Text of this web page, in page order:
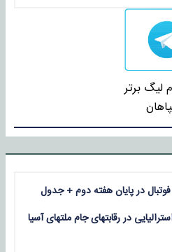
لیگ برتر
در پایان هفته دوم + جدول
در رقابتهای جام ملتهای آسیا